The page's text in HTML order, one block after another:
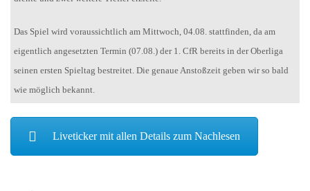
Das Spiel wird voraussichtlich am Mittwoch, 04.08. stattfinden, da am
eigentlich angesetzten Termin (07.08.) der 1. CfR bereits in der Oberliga
seinen ersten Spieltag bestreitet. Die genaue Anstoßzeit geben wir so bald
wie möglich bekannt.
Liveticker mit allen Details zum Nachlesen